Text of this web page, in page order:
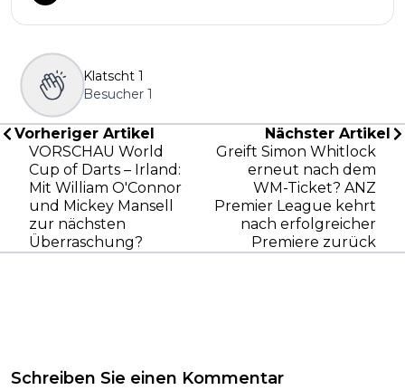
Klatscht 1
Besucher 1
Vorheriger Artikel
VORSCHAU World
Cup of Darts – Irland:
Mit William O'Connor
und Mickey Mansell
zur nächsten
Überraschung?
Nächster Artikel
Greift Simon Whitlock
erneut nach dem
WM-Ticket? ANZ
Premier League kehrt
nach erfolgreicher
Premiere zurück
Schreiben Sie einen Kommentar